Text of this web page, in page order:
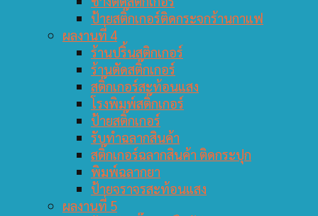
ป้ายสติ๊กเกอร์ติดกระจกร้านกาแฟ
ผลงานที่ 4
ร้านปริ้นสติกเกอร์
ร้านตัดสติ๊กเกอร์
สติ๊กเกอร์สะท้อนแสง
โรงพิมพ์สติ๊กเกอร์
ป้ายสติ๊กเกอร์
รับทำฉลากสินค้า
สติ๊กเกอร์ฉลากสินค้า ติดกระปุก
พิมพ์ฉลากยา
ป้ายจราจรสะท้อนแสง
ผลงานที่ 5